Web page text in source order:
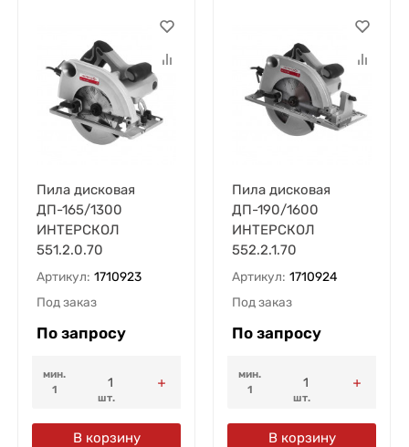
Пила дисковая
ДП-165/1300
ИНТЕРСКОЛ
551.2.0.70
Артикул: 1710923
Под заказ
По запросу
мин.
1
шт.
В корзину
Пила дисковая
ДП-190/1600
ИНТЕРСКОЛ
552.2.1.70
Артикул: 1710924
Под заказ
По запросу
мин.
1
шт.
В корзину